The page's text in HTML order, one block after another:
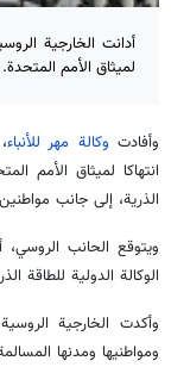
أدانت الخارجية
لميثاق الأمم المتحدة.
وأفادت وكالة مهر للأنباء
انتهاكا لميثاق الأمم
الذرية، إلى جانب مواطنين
ويتوقع الحانب الروسي،
الوكالة الدولية للطاقة
وأكدت الخارجية
ومواطنيها ومدنها